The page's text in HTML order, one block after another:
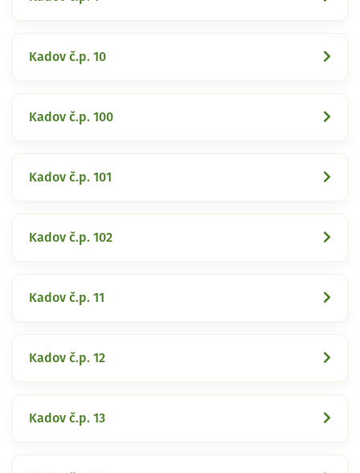
Kadov č.p. 10
Kadov č.p. 100
Kadov č.p. 101
Kadov č.p. 102
Kadov č.p. 11
Kadov č.p. 12
Kadov č.p. 13